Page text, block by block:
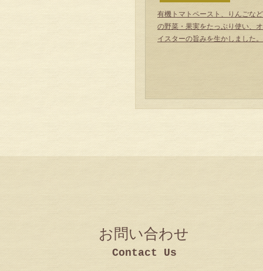
有機トマトペースト、りんごなど
の野菜・果実をたっぷり使い、オ
イスターの旨みを生かしました。
お問い合わせ